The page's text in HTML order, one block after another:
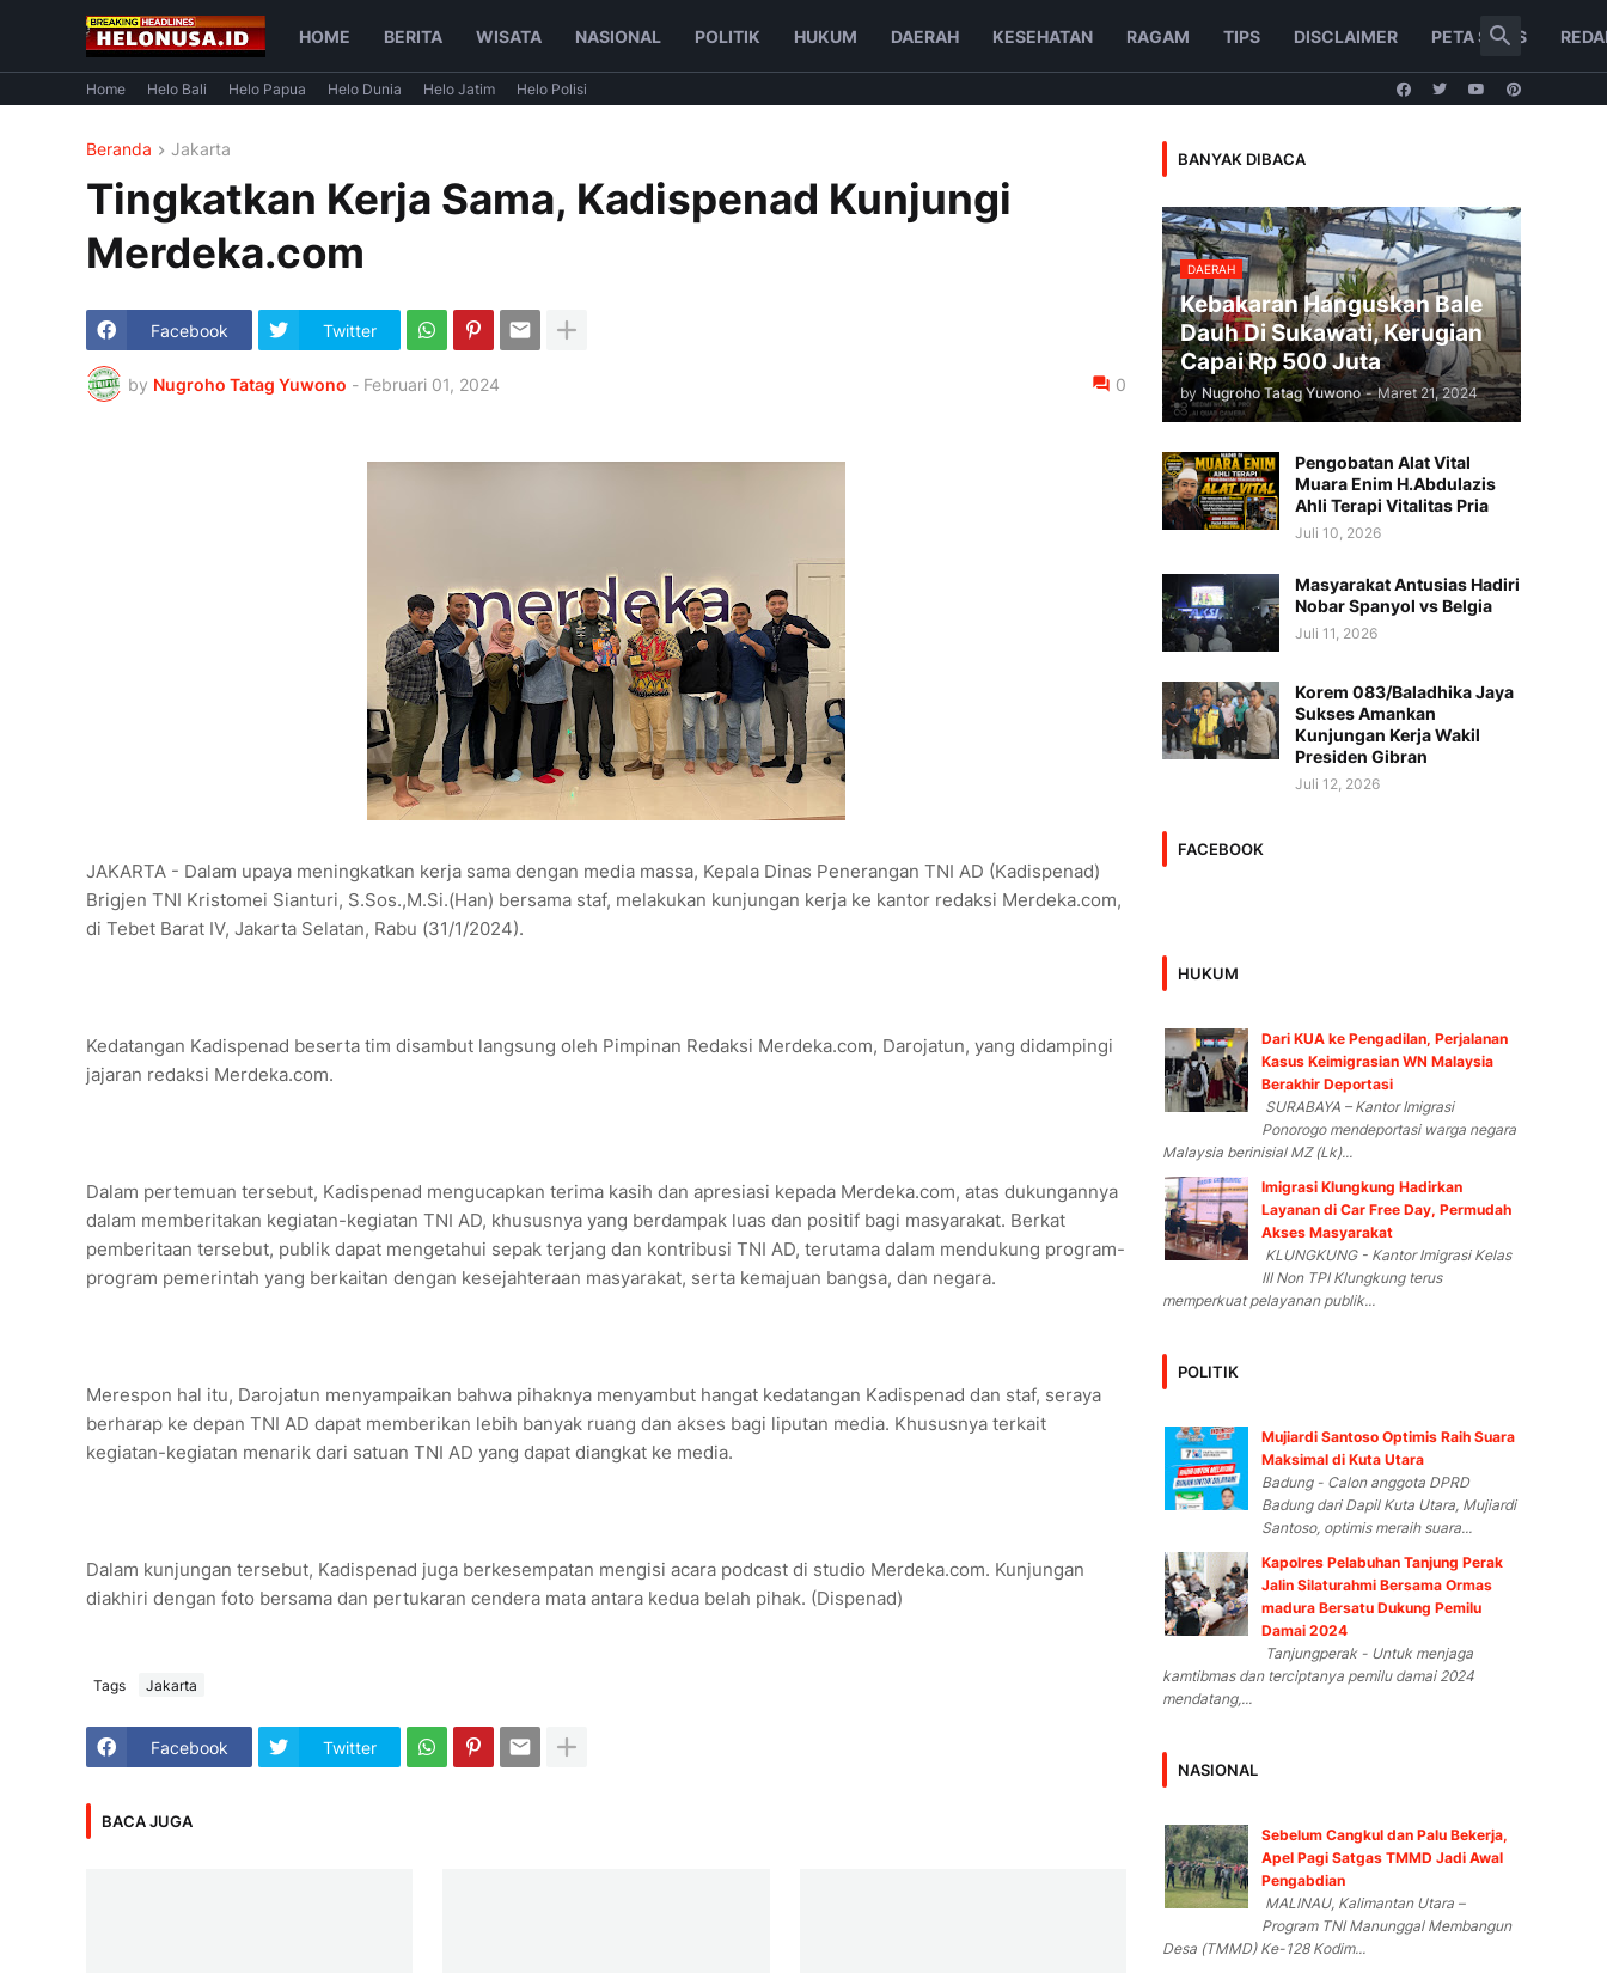
HOME BERITA WISATA NASIONAL POLITIK HUKUM DAERAH KESEHATAN RAGAM TIPS DISCLAIMER PETA SITUS
Home Helo Bali Helo Papua Helo Dunia Helo Jatim Helo Polisi
Beranda Jakarta
Tingkatkan Kerja Sama, Kadispenad Kunjungi
Merdeka.com
Facebook Twitter
by Nugroho Tatag Yuwono - Februari 01, 2024 0
JAKARTA - Dalam upaya meningkatkan kerja sama dengan media massa, Kepala Dinas Penerangan TNI AD (Kadispenad)
Brigjen TNI Kristomei Sianturi, S.Sos.,M.Si.(Han) bersama staf, melakukan kunjungan kerja ke kantor redaksi Merdeka.com,
di Tebet Barat IV, Jakarta Selatan, Rabu (31/1/2024).
Kedatangan Kadispenad beserta tim disambut langsung oleh Pimpinan Redaksi Merdeka.com, Darojatun, yang didampingi
jajaran redaksi Merdeka.com.
Dalam pertemuan tersebut, Kadispenad mengucapkan terima kasih dan apresiasi kepada Merdeka.com, atas dukungannya
dalam memberitakan kegiatan-kegiatan TNI AD, khususnya yang berdampak luas dan positif bagi masyarakat. Berkat
pemberitaan tersebut, publik dapat mengetahui sepak terjang dan kontribusi TNI AD, terutama dalam mendukung program-
program pemerintah yang berkaitan dengan kesejahteraan masyarakat, serta kemajuan bangsa, dan negara.
Merespon hal itu, Darojatun menyampaikan bahwa pihaknya menyambut hangat kedatangan Kadispenad dan staf, seraya
berharap ke depan TNI AD dapat memberikan lebih banyak ruang dan akses bagi liputan media. Khususnya terkait
kegiatan-kegiatan menarik dari satuan TNI AD yang dapat diangkat ke media.
Dalam kunjungan tersebut, Kadispenad juga berkesempatan mengisi acara podcast di studio Merdeka.com. Kunjungan
diakhiri dengan foto bersama dan pertukaran cendera mata antara kedua belah pihak. (Dispenad)
Tags Jakarta
Facebook Twitter
BACA JUGA
BANYAK DIBACA
DAERAH
Kebakaran Hanguskan Bale
Dauh Di Sukawati, Kerugian
Capai Rp 500 Juta
by Nugroho Tatag Yuwono - Maret 21, 2024
Pengobatan Alat Vital
Muara Enim H.Abdulazis
Ahli Terapi Vitalitas Pria
Juli 10, 2026
Masyarakat Antusias Hadiri
Nobar Spanyol vs Belgia
Juli 11, 2026
Korem 083/Baladhika Jaya
Sukses Amankan
Kunjungan Kerja Wakil
Presiden Gibran
Juli 12, 2026
FACEBOOK
HUKUM
Dari KUA ke Pengadilan, Perjalanan
Kasus Keimigrasian WN Malaysia
Berakhir Deportasi
SURABAYA – Kantor Imigrasi
Ponorogo mendeportasi warga negara
Malaysia berinisial MZ (Lk)...
Imigrasi Klungkung Hadirkan
Layanan di Car Free Day, Permudah
Akses Masyarakat
KLUNGKUNG - Kantor Imigrasi Kelas
III Non TPI Klungkung terus
memperkuat pelayanan publik...
POLITIK
Mujiardi Santoso Optimis Raih Suara
Maksimal di Kuta Utara
Badung - Calon anggota DPRD
Badung dari Dapil Kuta Utara, Mujiardi
Santoso, optimis meraih suara...
Kapolres Pelabuhan Tanjung Perak
Jalin Silaturahmi Bersama Ormas
madura Bersatu Dukung Pemilu
Damai 2024
Tanjungperak - Untuk menjaga
kamtibmas dan terciptanya pemilu damai 2024
mendatang,...
NASIONAL
Sebelum Cangkul dan Palu Bekerja,
Apel Pagi Satgas TMMD Jadi Awal
Pengabdian
MALINAU, Kalimantan Utara –
Program TNI Manunggal Membangun
Desa (TMMD) Ke-128 Kodim...